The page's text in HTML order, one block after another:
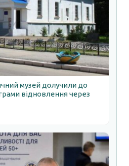
музей долучили до
відновлення через